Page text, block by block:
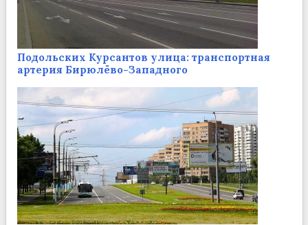
Подольских Курсантов улица: транспортная
артерия Бирюлёво-Западного